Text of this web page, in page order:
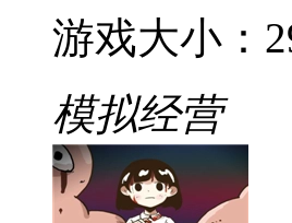
游戏大小：
模拟经营